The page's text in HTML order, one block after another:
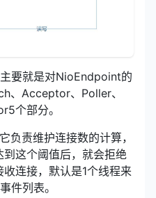
要就是对NioEndpoint的
、Acceptor、Poller、
个部分。
责维护连接数的计算，
这个阈值后，就会拒绝
连接，默认是1个线程来
件列表。